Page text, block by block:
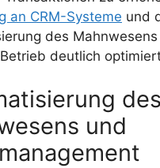
an CRM-Systeme und
des
deutlich
des
und